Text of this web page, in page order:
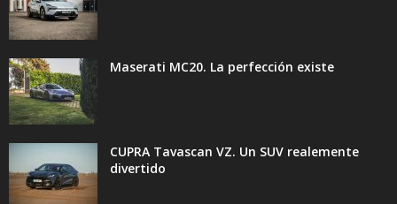
Maserati MC20. La perfección existe
CUPRA Tavascan VZ. Un SUV realemente
divertido